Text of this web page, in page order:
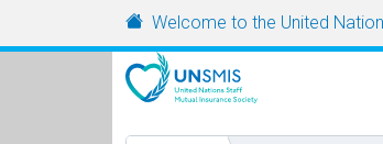
Aller au contenu principal
URLWelcome to the United